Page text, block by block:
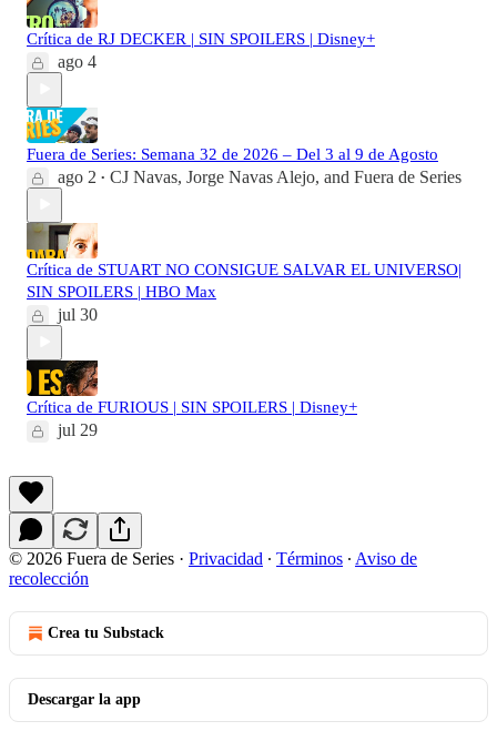
Crítica de RJ DECKER | SIN SPOILERS | Disney+
ago 4
Fuera de Series: Semana 32 de 2026 – Del 3 al 9 de Agosto
ago 2 • CJ Navas, Jorge Navas Alejo, and Fuera de Series
Crítica de STUART NO CONSIGUE SALVAR EL UNIVERSO|
SIN SPOILERS | HBO Max
jul 30
Crítica de FURIOUS | SIN SPOILERS | Disney+
jul 29
© 2026 Fuera de Series · Privacidad ∙ Términos ∙ Aviso de
recolección
Crea tu Substack
Descargar la app